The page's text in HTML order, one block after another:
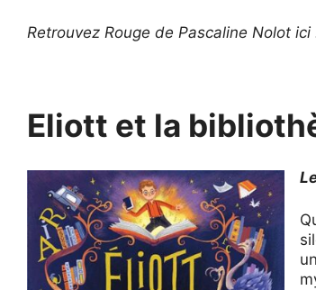
Retrouvez Rouge de Pascaline Nolot ici
Eliott et la